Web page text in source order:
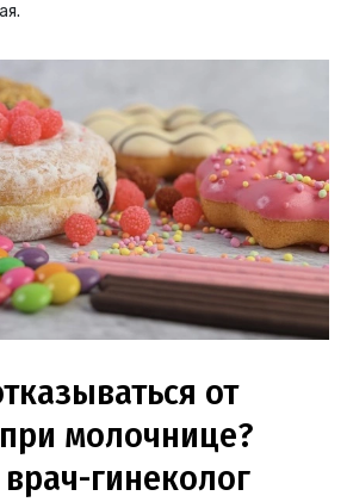
от
молочнице?
гинеколог